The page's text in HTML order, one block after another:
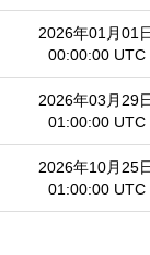
2026年01月01
00:00:00 UTC
2026年03月29
01:00:00 UTC
2026年10月25
01:00:00 UTC